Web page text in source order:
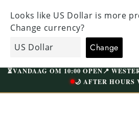
contenido
A
VISITE NUESTRA TIENDA
WESTERMARKT |
EcoGents
⏳VANDAAG OM 10:00 OPEN📍
🌙 AFTER HOURS